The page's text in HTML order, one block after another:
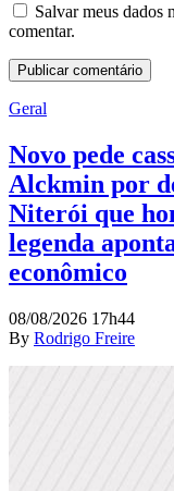
Salvar meus dados
comentar.
Geral
Novo pede
Alckmin por
Niterói que
legenda
econômico
08/08/2026 17h44
By Rodrigo Freire